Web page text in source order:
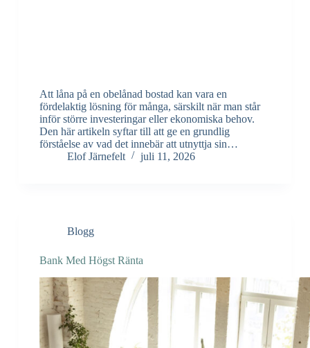
Att låna på en obelånad bostad kan vara en
fördelaktig lösning för många, särskilt när man står
inför större investeringar eller ekonomiska behov.
Den här artikeln syftar till att ge en grundlig
förståelse av vad det innebär att utnyttja sin…
Elof Järnefelt
juli 11, 2026
Blogg
Bank Med Högst Ränta